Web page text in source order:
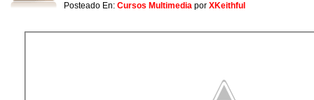
Posteado En: Cursos Multimedia por XKeithful